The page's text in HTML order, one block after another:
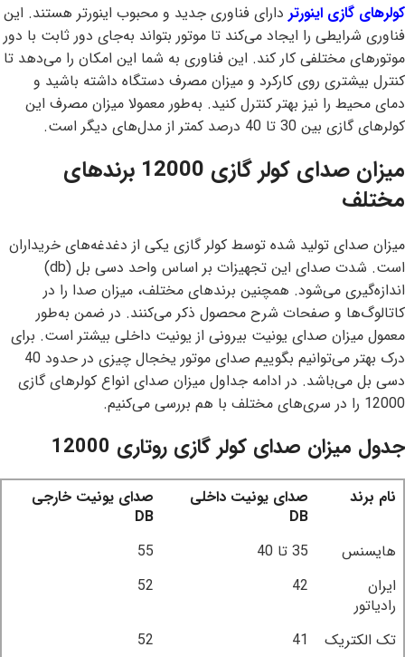
کولرهای گازی اینورتر دارای فناوری جدید و محبوب اینورتر هستند. این
فناوری شرایطی را ایجاد می‌کند تا موتور بتواند به‌جای دور ثابت با دور
موتورهای مختلفی کار کند. این فناوری به شما این امکان را می‌دهد تا
کنترل بیشتری روی کارکرد و میزان مصرف دستگاه داشته باشید و
دمای محیط را نیز بهتر کنترل کنید. به‌طور معمولا میزان مصرف این
کولرهای گازی بین 30 تا 40 درصد کمتر از مدل‌های دیگر است.
میزان صدای کولر گازی 12000 برندهای
مختلف
میزان صدای تولید شده توسط کولر گازی یکی از دغدغه‌های خریداران
است. شدت صدای این تجهیزات بر اساس واحد دسی بل
(db)
اندازه‌گیری می‌شود. همچنین برندهای مختلف، میزان صدا را در
کاتالوگ‌ها و صفحات شرح محصول ذکر می‌کنند. در ضمن به‌طور
معمول میزان صدای یونیت بیرونی از یونیت داخلی بیشتر است. برای
درک بهتر می‌توانیم بگوییم صدای موتور یخجال چیزی در حدود 40
دسی بل می‌باشد. در ادامه جداول میزان صدای انواع کولرهای گازی
12000 را در سری‌های مختلف با هم بررسی می‌کنیم.
جدول میزان صدای کولر گازی روتاری 12000
نام برند
صدای یونیت داخلی
DB
صدای یونیت خارجی
DB
هایسنس
35 تا 40
55
ایران
رادیاتور
42
52
تک الکتریک 41
52